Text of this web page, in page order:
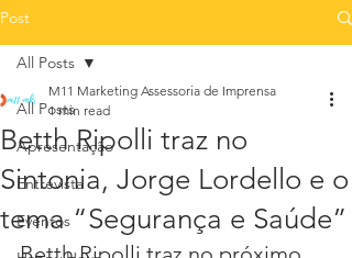
Post
All Posts
Apresentação
Entrevista
Eventos
All Posts
Betth Ripolli traz no
Sintonia, Jorge Lordello e o
tema “Segurança e Saúde”
M11 Marketing Assessoria de Imprensa
1 min read